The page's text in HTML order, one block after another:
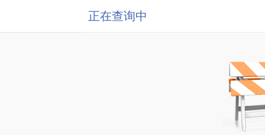
正在查询中